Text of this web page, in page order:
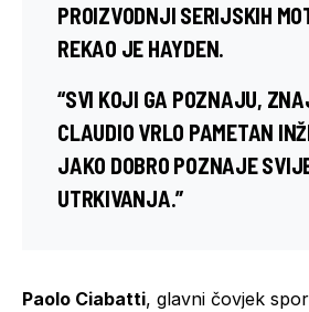
PROIZVODNJI SERIJSKIH
REKAO JE HAYDEN.
“SVI KOJI GA POZNAJU,
CLAUDIO VRLO PAMETAN
JAKO DOBRO POZNAJE
UTRKIVANJA.”
Paolo Ciabatti, glavni čovjek